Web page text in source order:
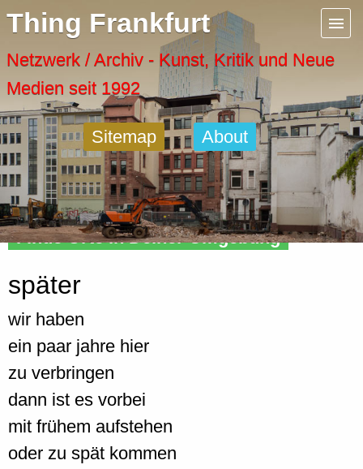
Thing Frankfurt
Netzwerk / Archiv - Kunst, Kritik und Neue
Medien seit 1992
Sitemap About
Finde Orte in Deiner Umgebung
später
wir haben
ein paar jahre hier
zu verbringen
dann ist es vorbei
mit frühem aufstehen
oder zu spät kommen
Menu
Artspaces
Cool Places
Frankfurt Diary
Activity
Recent Posts
Home